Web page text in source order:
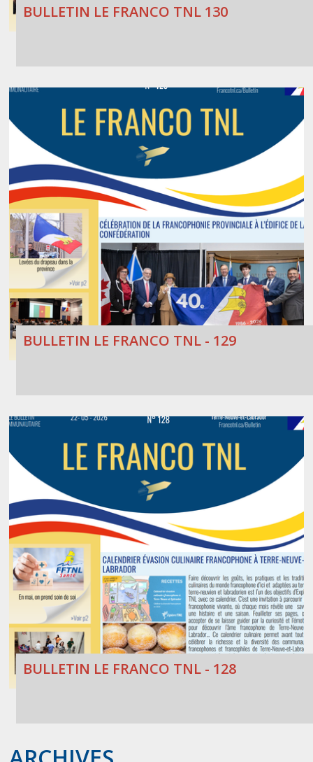
BULLETIN LE FRANCO TNL 130
BULLETIN LE FRANCO TNL - 129
BULLETIN LE FRANCO TNL - 128